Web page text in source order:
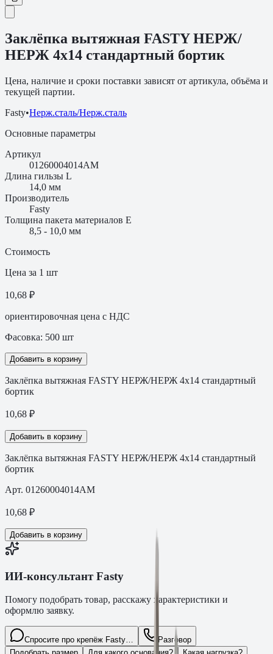
Заклёпка вытяжная FASTY НЕРЖ/
НЕРЖ 4х14 стандартный бортик
Цена, наличие и сроки поставки зависят от артикула, объёма и
текущей партии.
Fasty•Нерж.сталь/Нерж.сталь
Основные параметры
Артикул
01260004014AM
Длина гильзы L
14,0 мм
Производитель
Fasty
Толщина пакета материалов E
8,5 - 10,0 мм
Стоимость
Цена за 1 шт
10,68 ₽
ориентировочная цена с НДС
Фасовка: 500 шт
Добавить в корзину
Заклёпка вытяжная FASTY НЕРЖ/НЕРЖ 4х14 стандартный
бортик
10,68 ₽
Добавить в корзину
Заклёпка вытяжная FASTY НЕРЖ/НЕРЖ 4х14 стандартный
бортик
Арт. 01260004014AM
10,68 ₽
Добавить в корзину
ИИ-консультант Fasty
Помогу подобрать товар, расскажу характеристики и
оформлю заявку.
Спросите про крепёж Fasty…
Разговор